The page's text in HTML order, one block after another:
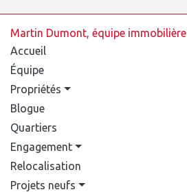
Martin Dumont, équipe immobilière
Accueil
Équipe
Propriétés
Blogue
Quartiers
Engagement
Relocalisation
Projets neufs